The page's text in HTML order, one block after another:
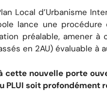
Local d’Urbanisme
lance une
préalable, amener à
en 2AU) évaluable à
cette nouvelle porte
PLUI soit profondément